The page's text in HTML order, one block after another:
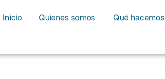
Inicio Quienes somos Qué hacemos